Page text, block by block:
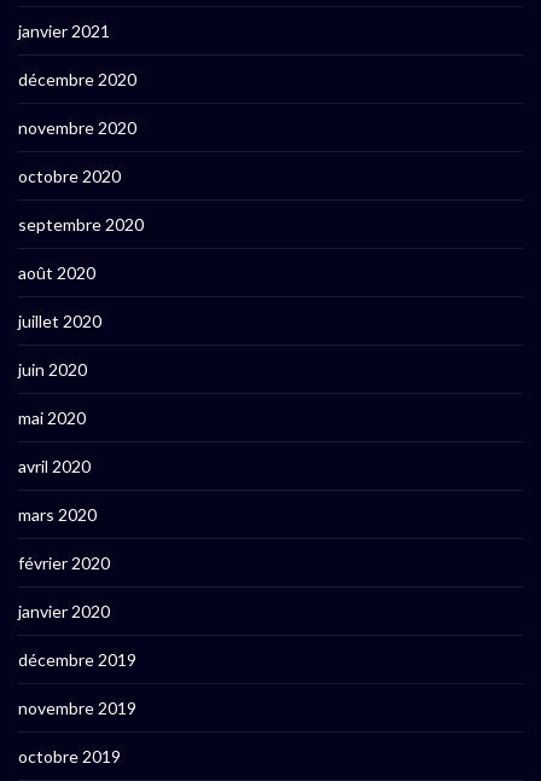
janvier 2021
décembre 2020
novembre 2020
octobre 2020
septembre 2020
août 2020
juillet 2020
juin 2020
mai 2020
avril 2020
mars 2020
février 2020
janvier 2020
décembre 2019
novembre 2019
octobre 2019